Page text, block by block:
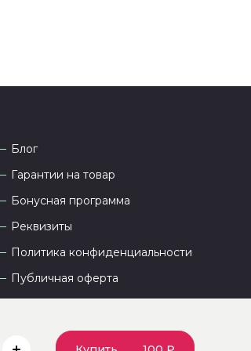
Блог
Гарантии на товар
Бонусная программа
Реквизиты
Политика конфиденциальности
Публичная оферта